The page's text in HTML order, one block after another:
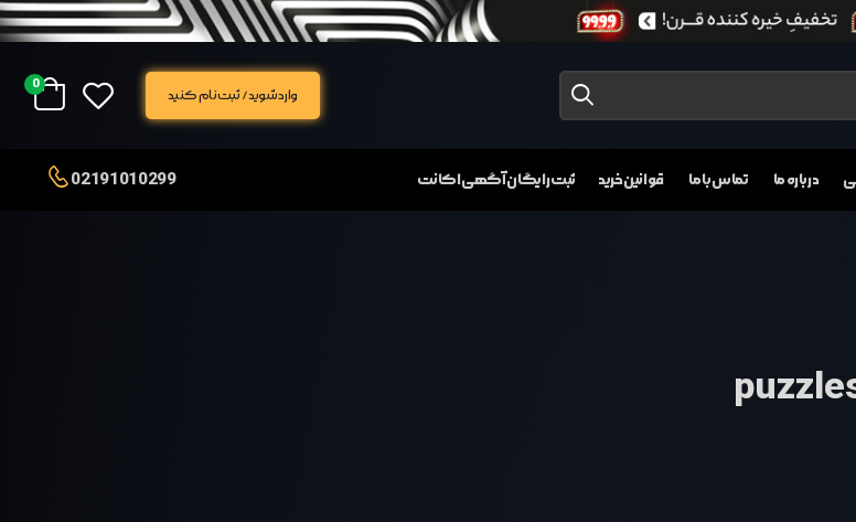
وارد شوید / ثبت نام کنید
0
درباره ما تماس با ما قوانین خرید ثبت رایگان آگهی اکانت 02191010299